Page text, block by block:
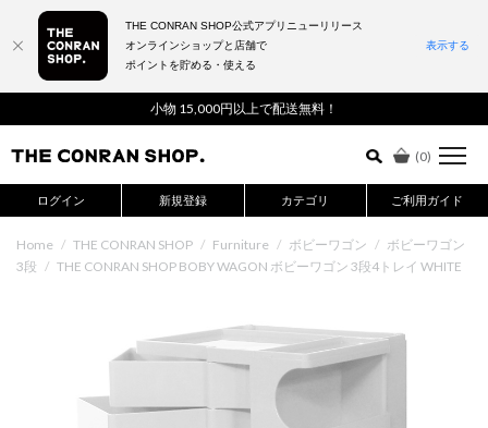
小物 15,000円以上で配送無料！
(0)
ログイン 新規登録 カテゴリ ご利用ガイド
詳細検索はこちら
Home / THE CONRAN SHOP / Furniture / ボビーワゴン / ボビーワゴン
3段 / THE CONRAN SHOP BOBY WAGON ボビーワゴン 3段4トレイ WHITE
THE CONRAN SHOP公式アプリニューリリース
オンラインショップと店舗で
ポイントを貯める・使える
表示する